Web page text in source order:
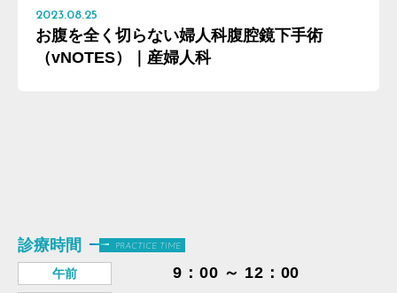
2023.08.25
お腹を全く切らない婦人科腹腔鏡下手術
（vNOTES）｜産婦人科
診療時間 PRACTICE TIME
午前 9：00 ～ 12：00